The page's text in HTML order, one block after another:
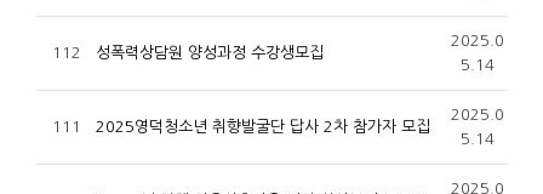
112 성폭력상담원 양성과정 수강생모집
2025.0
5.14
111 2025영덕청소년 취향발굴단 답사 2차 참가자 모집
2025.0
5.14
2025.0